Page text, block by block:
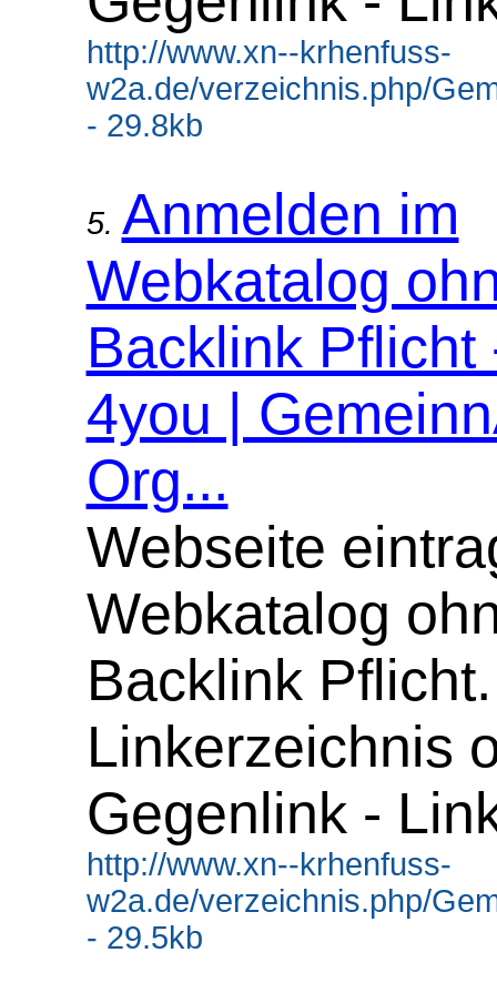
http://www.xn--krhenfuss-
w2a.de/verzeichnis.php/
- 29.8kb
5. Anmelden im
Webkatalog
Backlink Pflicht
4you |
Org...
Webseite
Webkatalog
Backlink Pflicht.
Linkerzeichnis
Gegenlink -
http://www.xn--krhenfuss-
w2a.de/verzeichnis.php/
- 29.5kb